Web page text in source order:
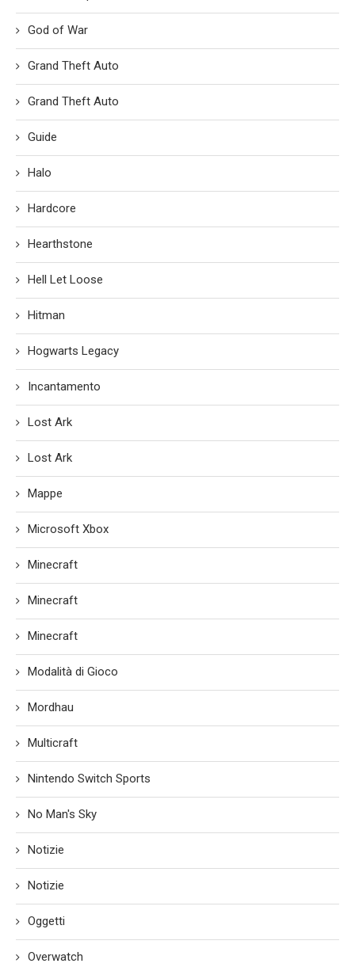
God of War
Grand Theft Auto
Grand Theft Auto
Guide
Halo
Hardcore
Hearthstone
Hell Let Loose
Hitman
Hogwarts Legacy
Incantamento
Lost Ark
Lost Ark
Mappe
Microsoft Xbox
Minecraft
Minecraft
Minecraft
Modalità di Gioco
Mordhau
Multicraft
Nintendo Switch Sports
No Man's Sky
Notizie
Notizie
Oggetti
Overwatch